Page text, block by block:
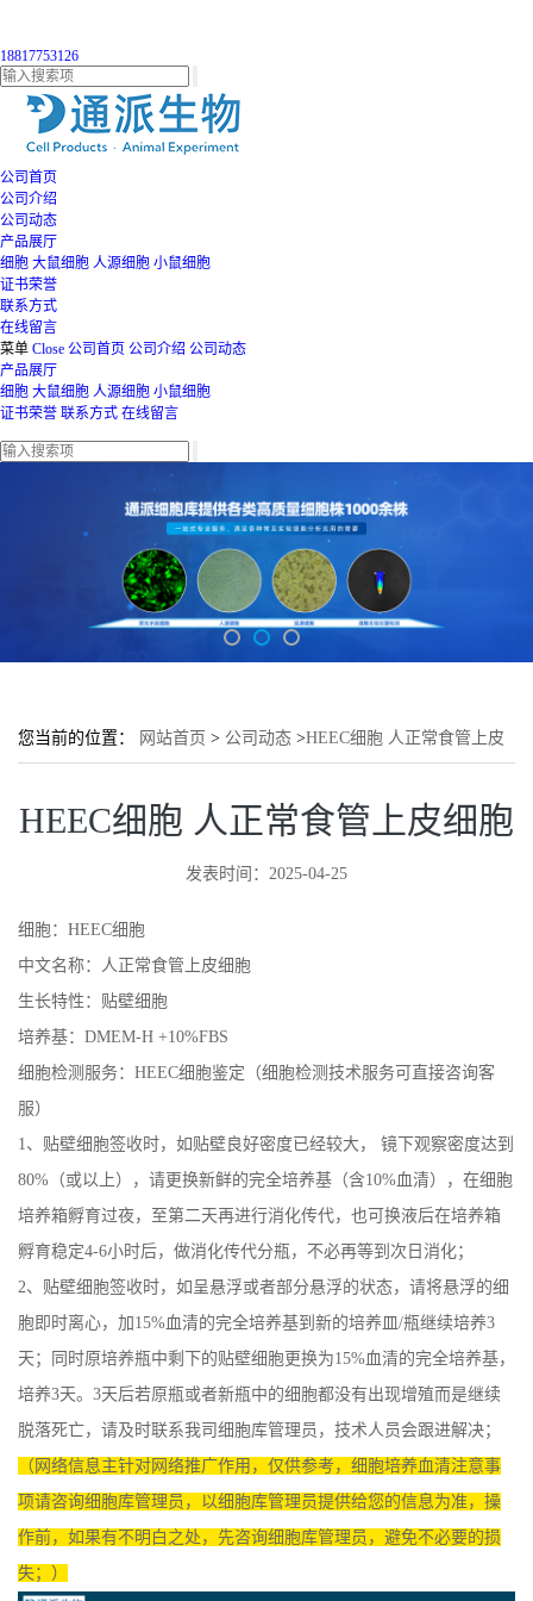
18817753126
公司首页
公司介绍
公司动态
产品展厅
细胞 大鼠细胞 人源细胞 小鼠细胞
证书荣誉
联系方式
在线留言
菜单 Close 公司首页 公司介绍 公司动态
产品展厅
细胞 大鼠细胞 人源细胞 小鼠细胞
证书荣誉 联系方式 在线留言
您当前的位置： 网站首页 > 公司动态 >HEEC细胞 人正常食管上皮
HEEC细胞 人正常食管上皮细胞
发表时间：2025-04-25
细胞：HEEC细胞
中文名称：人正常食管上皮细胞
生长特性：贴壁细胞
培养基：DMEM-H +10%FBS
细胞检测服务：HEEC细胞鉴定（细胞检测技术服务可直接咨询客
服）
1、贴壁细胞签收时，如贴壁良好密度已经较大， 镜下观察密度达到
80%（或以上），请更换新鲜的完全培养基（含10%血清），在细胞
培养箱孵育过夜，至第二天再进行消化传代，也可换液后在培养箱
孵育稳定4-6小时后，做消化传代分瓶，不必再等到次日消化；
2、贴壁细胞签收时，如呈悬浮或者部分悬浮的状态，请将悬浮的细
胞即时离心，加15%血清的完全培养基到新的培养皿/瓶继续培养3
天；同时原培养瓶中剩下的贴壁细胞更换为15%血清的完全培养基，
培养3天。3天后若原瓶或者新瓶中的细胞都没有出现增殖而是继续
脱落死亡，请及时联系我司细胞库管理员，技术人员会跟进解决；
（网络信息主针对网络推广作用，仅供参考，细胞培养血清注意事
项请咨询细胞库管理员，以细胞库管理员提供给您的信息为准，操
作前，如果有不明白之处，先咨询细胞库管理员，避免不必要的损
失；）